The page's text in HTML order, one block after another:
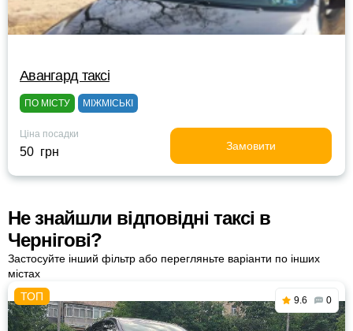
Авангард таксі
ПО МІСТУ МІЖМІСЬКІ
Ціна посадки
50 грн Замовити
Не знайшли відповідні таксі в
Чернігові?
Застосуйте інший фільтр або перегляньте варіанти по інших
містах
9.6 0